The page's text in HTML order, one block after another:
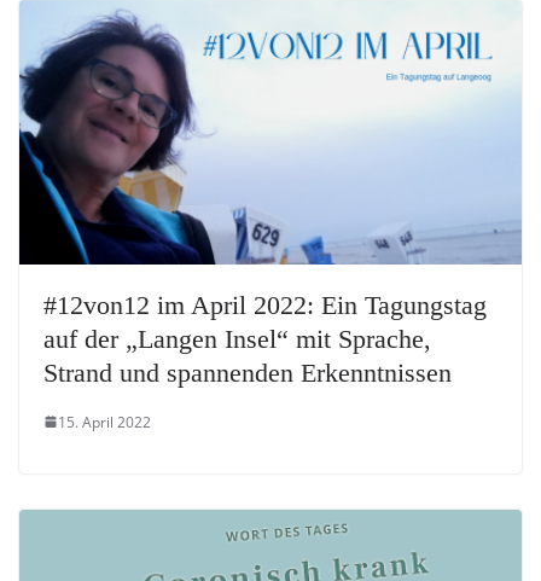
#12von12 im April 2022: Ein Tagungstag
auf der „Langen Insel“ mit Sprache,
Strand und spannenden Erkenntnissen
15. April 2022